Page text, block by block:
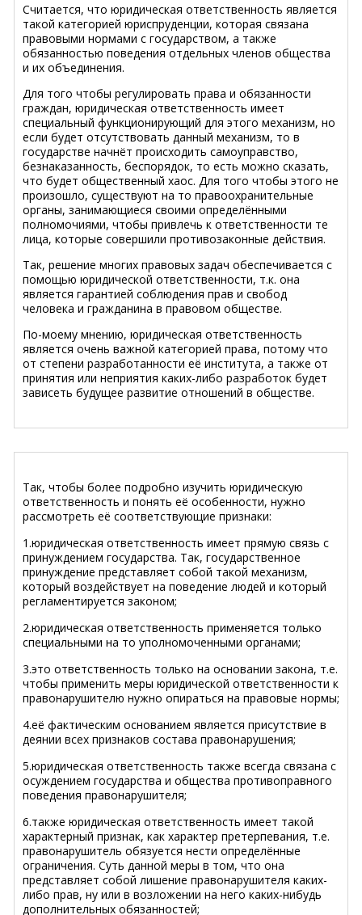
Считается, что юридическая ответственность является
такой категорией юриспруденции, которая связана
правовыми нормами с государством, а также
обязанностью поведения отдельных членов общества
и их объединения.
Для того чтобы регулировать права и обязанности
граждан, юридическая ответственность имеет
специальный функционирующий для этого механизм, но
если будет отсутствовать данный механизм, то в
государстве начнёт происходить самоуправство,
безнаказанность, беспорядок, то есть можно сказать,
что будет общественный хаос. Для того чтобы этого не
произошло, существуют на то правоохранительные
органы, занимающиеся своими определёнными
полномочиями, чтобы привлечь к ответственности те
лица, которые совершили противозаконные действия.
Так, решение многих правовых задач обеспечивается с
помощью юридической ответственности, т.к. она
является гарантией соблюдения прав и свобод
человека и гражданина в правовом обществе.
По-моему мнению, юридическая ответственность
является очень важной категорией права, потому что
от степени разработанности её института, а также от
принятия или неприятия каких-либо разработок будет
зависеть будущее развитие отношений в обществе.
Так, чтобы более подробно изучить юридическую
ответственность и понять её особенности, нужно
рассмотреть её соответствующие признаки:
1.юридическая ответственность имеет прямую связь с
принуждением государства. Так, государственное
принуждение представляет собой такой механизм,
который воздействует на поведение людей и который
регламентируется законом;
2.юридическая ответственность применяется только
специальными на то уполномоченными органами;
3.это ответственность только на основании закона, т.е.
чтобы применить меры юридической ответственности к
правонарушителю нужно опираться на правовые нормы;
4.её фактическим основанием является присутствие в
деянии всех признаков состава правонарушения;
5.юридическая ответственность также всегда связана с
осуждением государства и общества противоправного
поведения правонарушителя;
6.также юридическая ответственность имеет такой
характерный признак, как характер претерпевания, т.е.
правонарушитель обязуется нести определённые
ограничения. Суть данной меры в том, что она
представляет собой лишение правонарушителя каких-
либо прав, ну или в возложении на него каких-нибудь
дополнительных обязанностей;